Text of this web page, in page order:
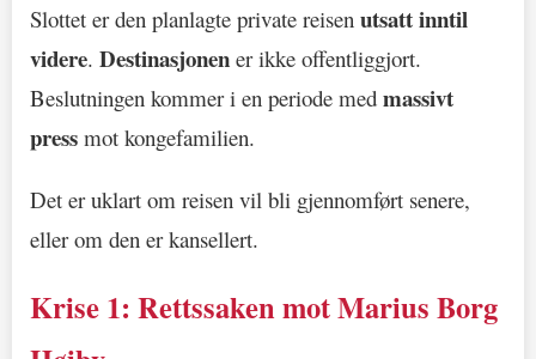
Slottet er den planlagte private reisen utsatt inntil
videre. Destinasjonen er ikke offentliggjort.
Beslutningen kommer i en periode med massivt
press mot kongefamilien.
Det er uklart om reisen vil bli gjennomført senere,
eller om den er kansellert.
Krise 1: Rettssaken mot Marius Borg